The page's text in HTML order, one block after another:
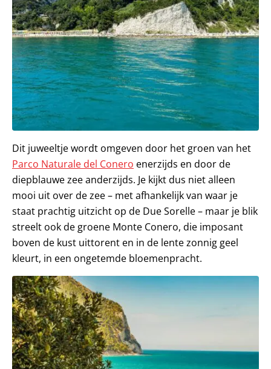
Dit juweeltje wordt omgeven door het groen van het
Parco Naturale del Conero enerzijds en door de
diepblauwe zee anderzijds. Je kijkt dus niet alleen
mooi uit over de zee – met afhankelijk van waar je
staat prachtig uitzicht op de Due Sorelle – maar je blik
streelt ook de groene Monte Conero, die imposant
boven de kust uittorent en in de lente zonnig geel
kleurt, in een ongetemde bloemenpracht.